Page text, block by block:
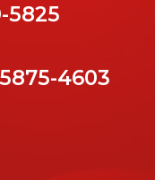
5825
4603